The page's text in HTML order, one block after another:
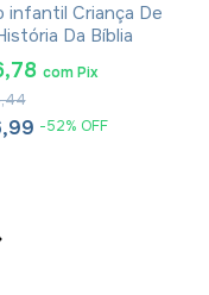
infantil Criança De
Da Bíblia
-52% OFF
com Pix